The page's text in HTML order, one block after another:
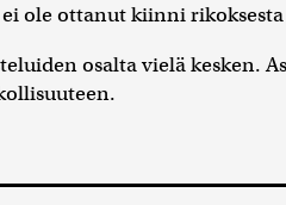
ole ottanut kiinni
osalta vielä kesken.